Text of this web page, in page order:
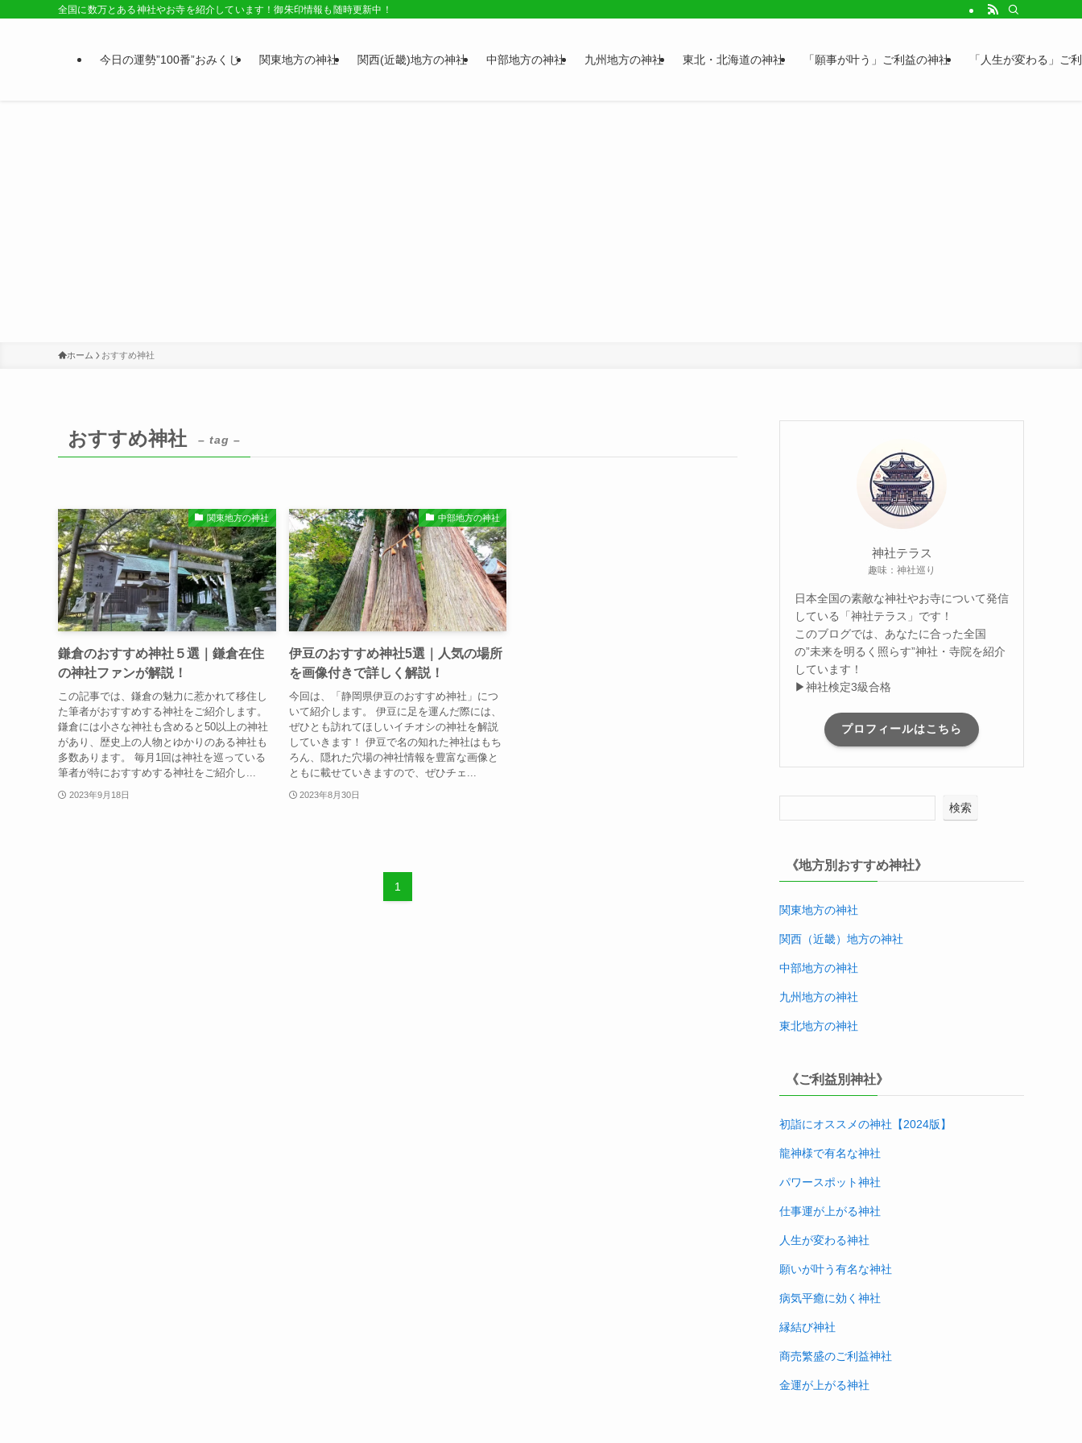
全国に数万とある神社やお寺を紹介しています！御朱印情報も随時更新中！
今日の運勢”100番”おみくじ 関東地方の神社 関西(近畿)地方の神社 中部地方の神社 九州地方の神社 東北・北海道の神社 「願事が叶う」ご利益の神社 「人生が変わる」ご
ホーム おすすめ神社
おすすめ神社 – tag –
関東地方の神社
鎌倉のおすすめ神社５選｜鎌倉在住
の神社ファンが解説！
この記事では、鎌倉の魅力に惹かれて移住し
た筆者がおすすめする神社をご紹介します。
鎌倉には小さな神社も含めると50以上の神社
があり、歴史上の人物とゆかりのある神社も
多数あります。 毎月1回は神社を巡っている
筆者が特におすすめする神社をご紹介し...
2023年9月18日
中部地方の神社
伊豆のおすすめ神社5選｜人気の場所
を画像付きで詳しく解説！
今回は、「静岡県伊豆のおすすめ神社」につ
いて紹介します。 伊豆に足を運んだ際には、
ぜひとも訪れてほしいイチオシの神社を解説
していきます！ 伊豆で名の知れた神社はもち
ろん、隠れた穴場の神社情報を豊富な画像と
ともに載せていきますので、ぜひチェ...
2023年8月30日
1
神社テラス
趣味：神社巡り
日本全国の素敵な神社やお寺について発信
している「神社テラス」です！
このブログでは、あなたに合った全国
の”未来を明るく照らす”神社・寺院を紹介
しています！
▶神社検定3級合格
プロフィールはこちら
検索
《地方別おすすめ神社》
関東地方の神社
関西（近畿）地方の神社
中部地方の神社
九州地方の神社
東北地方の神社
《ご利益別神社》
初詣にオススメの神社【2024版】
龍神様で有名な神社
パワースポット神社
仕事運が上がる神社
人生が変わる神社
願いが叶う有名な神社
病気平癒に効く神社
縁結び神社
商売繁盛のご利益神社
金運が上がる神社